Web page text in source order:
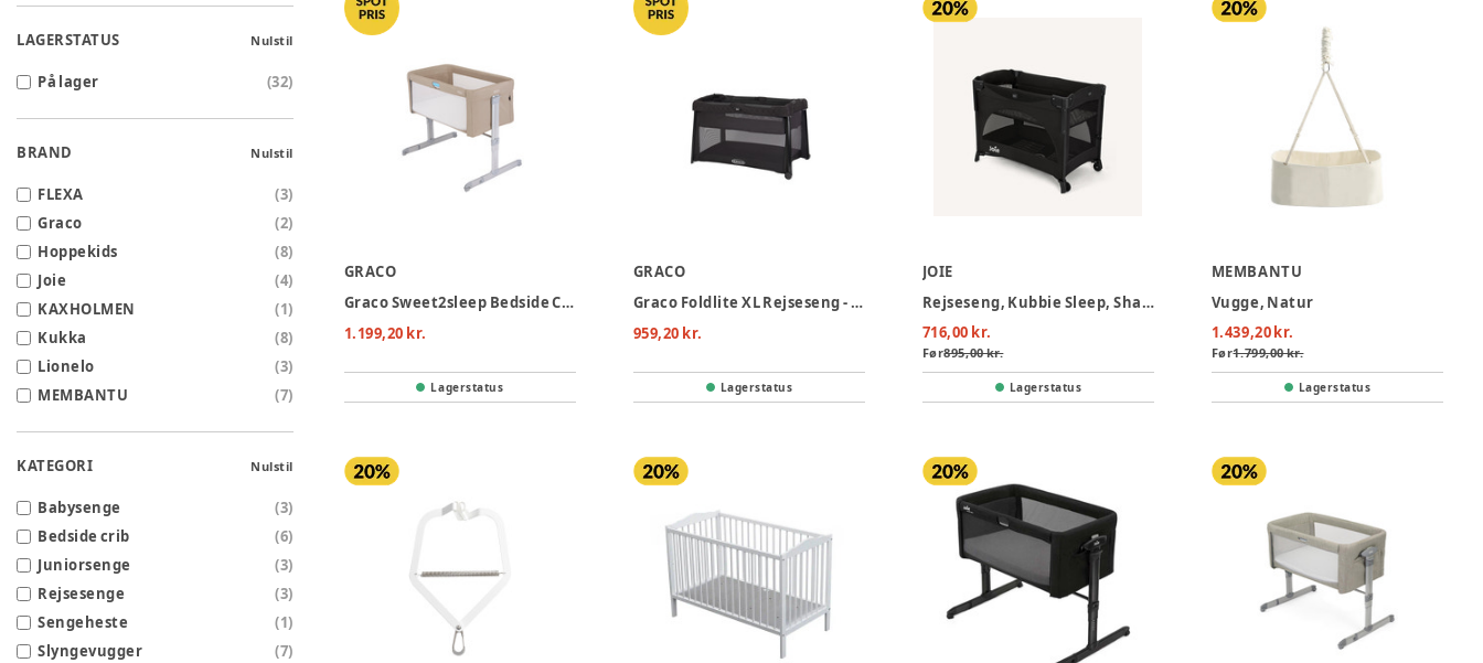
LAGERSTATUS Nulstil
På lager (32)
BRAND Nulstil
FLEXA (3)
Graco
(2)
Hoppekids
(8)
Joie
(4)
KAXHOLMEN
(1)
Kukka
(8)
Lionelo
(3)
MEMBANTU
(7)
KATEGORI Nulstil
Babysenge (3)
Bedside crib
(6)
Juniorsenge
(3)
Rejsesenge
(3)
Sengeheste
(1)
Slyngevugger
(7)
GRACO
Graco Sweet2sleep Bedside Crib - Oatmeal
1.199,20 kr.
Lagerstatus
GRACO
Graco Foldlite XL Rejseseng - Midnight
959,20 kr.
Lagerstatus
JOIE
Rejseseng, Kubbie Sleep, Shale
716,00 kr.
Før895,00 kr.
Lagerstatus
MEMBANTU
Vugge, Natur
1.439,20 kr.
Før1.799,00 kr.
Lagerstatus